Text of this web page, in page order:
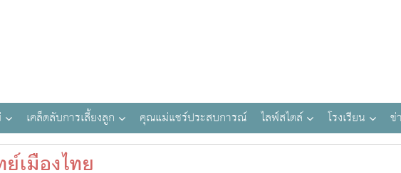
เคล็ดลับการเลี้ยงลูก คุณแม่แชร์ประสบการณ์ ไลฟ์สไตล์ โรงเรียน ข่
เมืองไทย